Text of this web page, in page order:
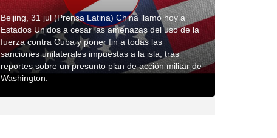
Beijing, 31 jul (Prensa Latina) China llamó hoy a
Estados Unidos a cesar las amenazas del uso de la
fuerza contra Cuba y poner fin a todas las
sanciones unilaterales impuestas a la isla, tras
reportes sobre un presunto plan de acción militar de
Washington.